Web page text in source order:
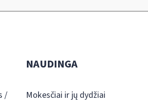
/
NAUDINGA
Mokesčiai ir jų dydžiai